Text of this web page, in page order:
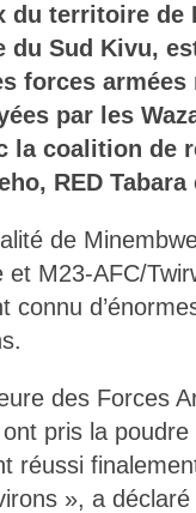
du territoire de
Sud Kivu,
forces armées
par les
la coalition de
RED
de
M23-AFC/
connu
des Forces
pris la poudre
réussi
», a